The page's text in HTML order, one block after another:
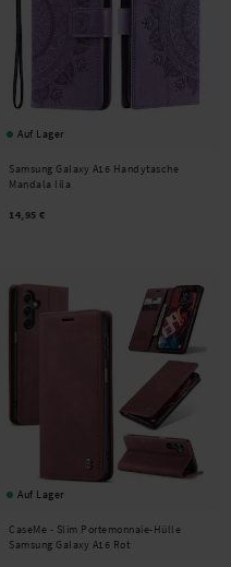
Auf Lager
Samsung Galaxy A16 Handytasche
Mandala lila
14,95 €
Auf Lager
CaseMe - Slim Portemonnaie-Hülle
Samsung Galaxy A16 Rot